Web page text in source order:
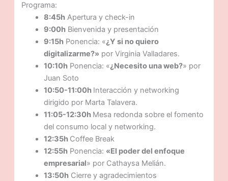
Programa:
8:45h Apertura y check-in
9:00h Bienvenida y presentación
9:15h Ponencia: «¿Y si no quiero
digitalizarme?» por Virginia Valladares.
10:10h Ponencia: «¿Necesito una web?» por
Juan Soto
10:50-11:00h Interacción y networking
dirigido por Marta Talavera.
11:05-12:30h Mesa redonda sobre el fomento
del consumo local y networking.
12:35h Coffee Break
12:55h Ponencia: «El poder del enfoque
empresarial» por Cathaysa Melián.
13:50h Cierre y agradecimientos